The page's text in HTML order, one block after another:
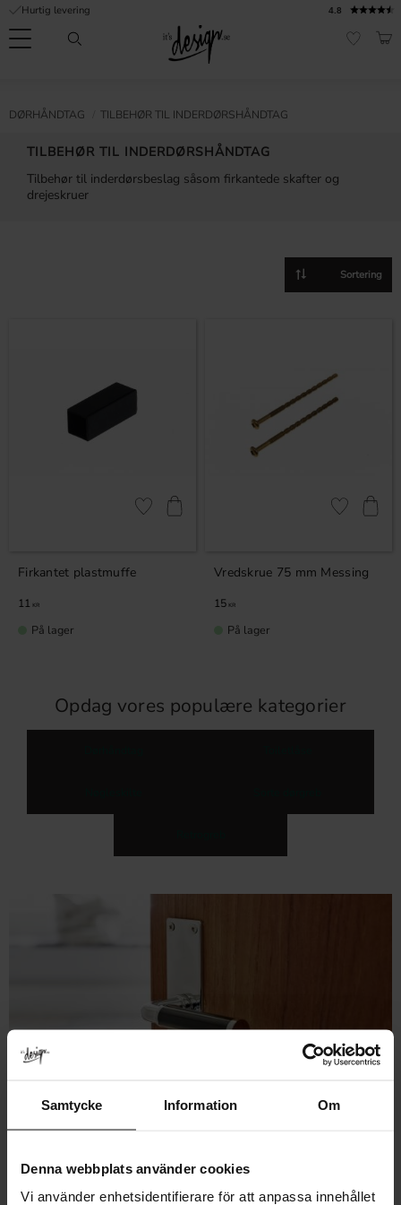
Samtycke Information Om
Denna webbplats använder cookies
Vi använder enhetsidentifierare för att anpassa innehållet
Menu
4.8
Hurtig levering
DØRHÅNDTAG TILBEHØR TIL INDERDØRSHÅNDTAG
TILBEHØR TIL INDERDØRSHÅNDTAG
Tilbehør til inderdørsbeslag såsom firkantede skafter og
drejeskruer
Firkantet plastmuffe
11 KR
Gem som favorit
På lager
Vredskrue 75 mm Messing
15 KR
Gem som
På lager
Opdag vores populære kategorier
Tilbehør til inderdøre
Ofte stillede
spørgsmål
sider |
Design